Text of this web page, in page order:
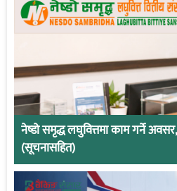
नेष्डो समृद्ध लघुवित्तमा काम गर्ने
(सूचनासहित)